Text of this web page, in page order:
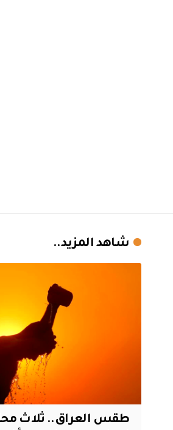
شاهد المزيد..
طقس العراق.. ثلاث